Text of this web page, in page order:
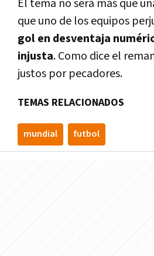
El tema no será más que
que uno de los equipos
gol en desventaja
injusta. Como dice el
justos por pecadores.
TEMAS RELACIONADOS
mundial futbol